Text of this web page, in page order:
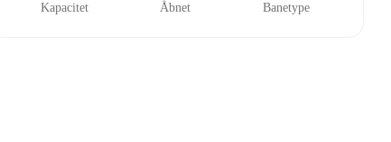
Kapacitet Åbnet Banetype